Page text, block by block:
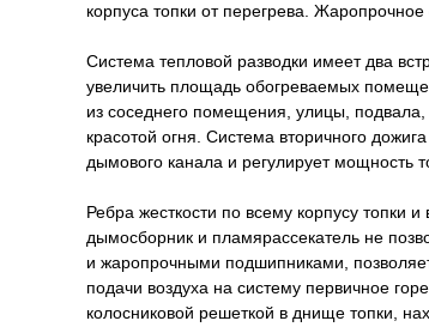
корпуса топки от перегрева.
Система тепловой разводки имеет два
увеличить площадь обогреваемых
из соседнего помещения, улицы,
красотой огня. Система вторичного
дымового канала и регулирует мощность
Ребра жесткости по всему корпусу топки
дымосборник и пламярассекатель не
и жаропрочными подшипниками,
подачи воздуха на систему первичное
колосниковой решеткой в днище топки,